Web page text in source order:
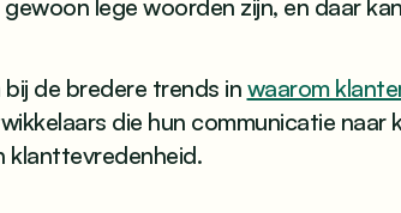
lege woorden zijn, en daar
de bredere trends in waarom
die hun communicatie naar
klanttevredenheid.